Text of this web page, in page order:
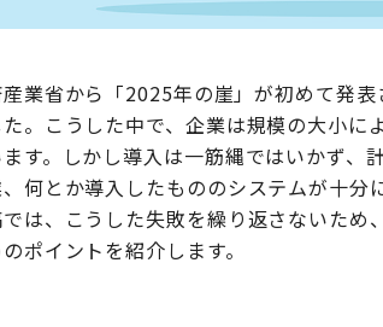
業省から「2025年の崖」が初めて発
た。こうした中で、企業は規模の大小に
す。しかし導入は一筋縄ではいかず、
何とか導入したもののシステムが十分
は、こうした失敗を繰り返さないため
ポイントを紹介します。